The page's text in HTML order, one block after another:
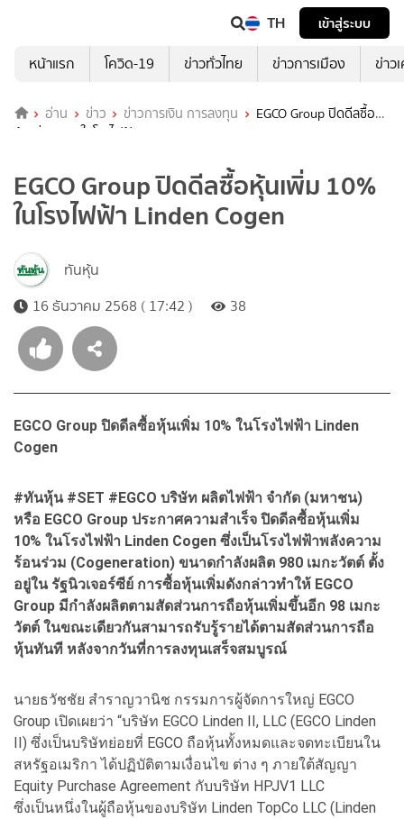
TH
เข้าสู่ระบบ
หน้าแรก
โควิด-19 ข่าวทั่วไทย ข่าวการเมือง ข่าว
อ่าน ข่าว ข่าวการเงิน การลงทุน
EGCO Group ปิดดีลซื้อ
หุ้นเพิ่ม 10% ในโรงไฟฟ้า Linden Cogen
EGCO Group ปิดดีลซื้อหุ้นเพิ่ม 10%
ในโรงไฟฟ้า Linden Cogen
ทันหุ้น
16 ธันวาคม 2568 ( 17:42 )
38
EGCO Group ปิดดีลซื้อหุ้นเพิ่ม 10% ในโรงไฟฟ้า Linden
Cogen
#ทันหุ้น #SET #EGCO บริษัท ผลิตไฟฟ้า จำกัด (มหาชน)
หรือ EGCO Group ประกาศความสำเร็จ ปิดดีลซื้อหุ้นเพิ่ม
10% ในโรงไฟฟ้า Linden Cogen ซึ่งเป็นโรงไฟฟ้าพลังความ
ร้อนร่วม (Cogeneration) ขนาดกำลังผลิต 980 เมกะวัตต์ ตั้ง
อยู่ใน รัฐนิวเจอร์ซีย์ การซื้อหุ้นเพิ่มดังกล่าวทำให้ EGCO
Group มีกำลังผลิตตามสัดส่วนการถือหุ้นเพิ่มขึ้นอีก 98 เมกะ
วัตต์ ในขณะเดียวกันสามารถรับรู้รายได้ตามสัดส่วนการถือ
หุ้นทันที หลังจากวันที่การลงทุนเสร็จสมบูรณ์
นายธวัชชัย สำราญวานิช กรรมการผู้จัดการใหญ่ EGCO
Group เปิดเผยว่า “บริษัท EGCO Linden II, LLC (EGCO Linden
II) ซึ่งเป็นบริษัทย่อยที่ EGCO ถือหุ้นทั้งหมดและจดทะเบียนใน
สหรัฐอเมริกา ได้ปฏิบัติตามเงื่อนไข ต่าง ๆ ภายใต้สัญญา
Equity Purchase Agreement กับบริษัท HPJV1 LLC
ซึ่งเป็นหนึ่งในผู้ถือหุ้นของบริษัท Linden TopCo LLC (Linden